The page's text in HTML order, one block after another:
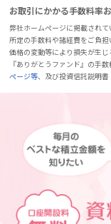
お取引にかかる手数料率
弊社ホームページに掲載され
所定の手数料や諸経費をご負
価格の変動等により損失が生
『ありがとうファンド』の手
ページ等、及び投資信託説明